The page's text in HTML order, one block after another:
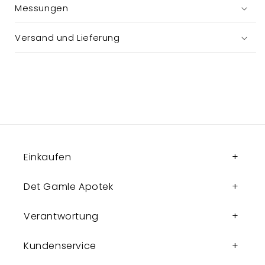
Messungen
Versand und Lieferung
Einkaufen
Det Gamle Apotek
Verantwortung
Kundenservice